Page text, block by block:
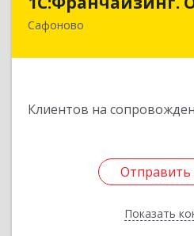
Сафоново
Клиентов на
Отправить
Показать
215500, Смоленская
Отправить
Назад